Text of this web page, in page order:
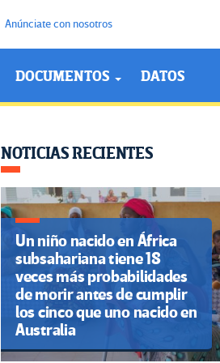
Anúnciate con nosotros
DOCUMENTOS DATOS
NOTICIAS RECIENTES
Un niño nacido en África
subsahariana tiene 18
veces más probabilidades
de morir antes de cumplir
los cinco que uno nacido en
Australia